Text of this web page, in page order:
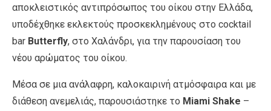
αποκλειστικός αντιπρόσωπος του οίκου στην Ελλάδα,
υποδέχθηκε εκλεκτούς προσκεκλημένους στο cocktail
bar Butterfly, στο Χαλάνδρι, για την παρουσίαση του
νέου αρώματος του οίκου.
Μέσα σε μια ανάλαφρη, καλοκαιρινή ατμόσφαιρα και με
διάθεση ανεμελιάς, παρουσιάστηκε το Miami Shake –